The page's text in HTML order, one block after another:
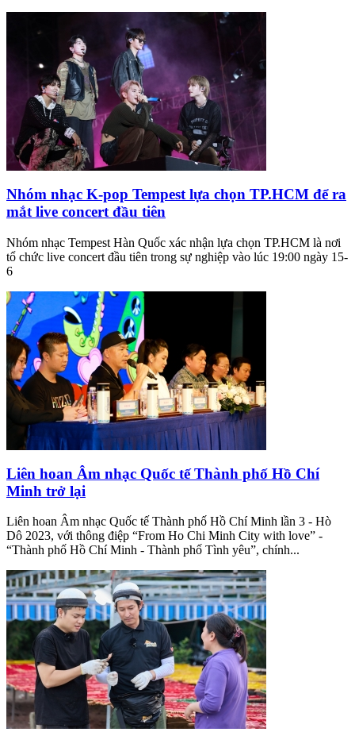
Nhóm nhạc K-pop Tempest lựa chọn TP.HCM để ra
mắt live concert đầu tiên
Nhóm nhạc Tempest Hàn Quốc xác nhận lựa chọn TP.HCM là nơi
tổ chức live concert đầu tiên trong sự nghiệp vào lúc 19:00 ngày 15-
6
Liên hoan Âm nhạc Quốc tế Thành phố Hồ Chí
Minh trở lại
Liên hoan Âm nhạc Quốc tế Thành phố Hồ Chí Minh lần 3 - Hò
Dô 2023, với thông điệp “From Ho Chi Minh City with love” -
“Thành phố Hồ Chí Minh - Thành phố Tình yêu”, chính...